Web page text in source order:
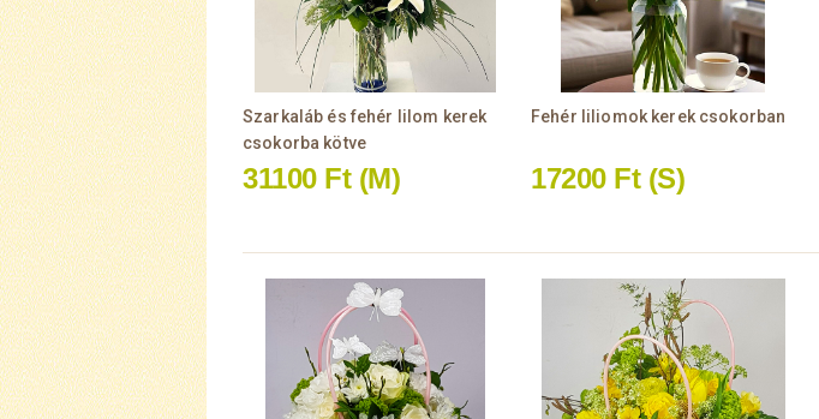
Szarkaláb és fehér lilom kerek
csokorba kötve
31100 Ft (M)
Fehér liliomok kerek csokorban
17200 Ft (S)